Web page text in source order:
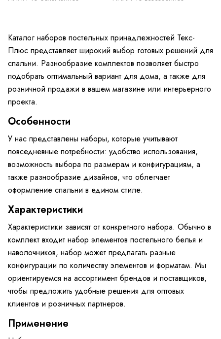
Каталог наборов постельных принадлежностей Текс-
Плюс представляет широкий выбор готовых решений для
спальни. Разнообразие комплектов позволяет быстро
подобрать оптимальный вариант для дома, а также для
розничной продажи в вашем магазине или интерьерного
проекта.
Особенности
У нас представлены наборы, которые учитывают
повседневные потребности: удобство использования,
возможность выбора по размерам и конфигурациям, а
также разнообразие дизайнов, что облегчает
оформление спальни в едином стиле.
Характеристики
Характеристики зависят от конкретного набора. Обычно в
комплект входит набор элементов постельного белья и
наволочников, набор может предлагать разные
конфигурации по количеству элементов и форматам. Мы
ориентируемся на ассортимент брендов и поставщиков,
чтобы предложить удобные решения для оптовых
клиентов и розничных партнеров.
Применение